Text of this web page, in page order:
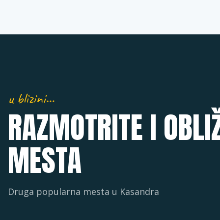
u blizini…
RAZMOTRITE I
MESTA
Druga popularna mesta u Kasandra